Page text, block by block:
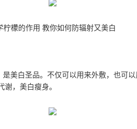
柠檬的作用 教你如何防辐射又美白
美白圣品。不仅可以用来外敷，也可
，美白瘦身。